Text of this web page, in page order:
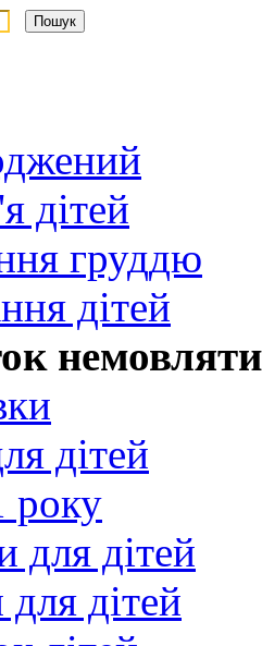
дітей
груддю
дітей
немовляти
дітей
року
для дітей
для дітей